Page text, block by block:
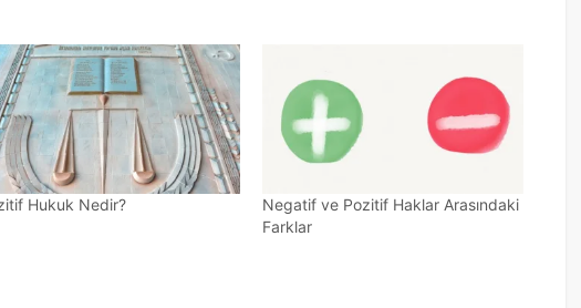
Hukuk Nedir?
Negatif ve Pozitif Haklar Arasındaki
Farklar